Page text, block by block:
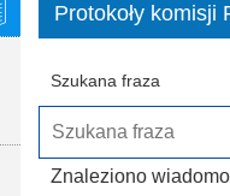
Protokoły komisji
Szukana fraza
Znaleziono